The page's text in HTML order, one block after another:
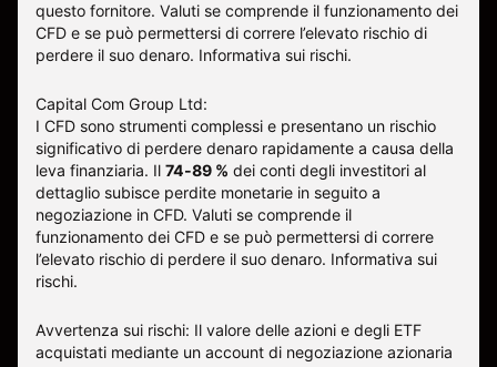
questo fornitore. Valuti se comprende il funzionamento dei
CFD e se può permettersi di correre l’elevato rischio di
perdere il suo denaro. Informativa sui rischi.
Capital Com Group Ltd:
I CFD sono strumenti complessi e presentano un rischio
significativo di perdere denaro rapidamente a causa della
leva finanziaria. Il 74-89 % dei conti degli investitori al
dettaglio subisce perdite monetarie in seguito a
negoziazione in CFD. Valuti se comprende il
funzionamento dei CFD e se può permettersi di correre
l’elevato rischio di perdere il suo denaro. Informativa sui
rischi.
Avvertenza sui rischi: Il valore delle azioni e degli ETF
acquistati mediante un account di negoziazione azionaria